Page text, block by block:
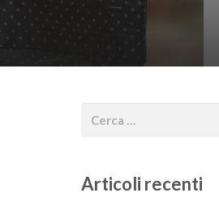
Articoli recenti